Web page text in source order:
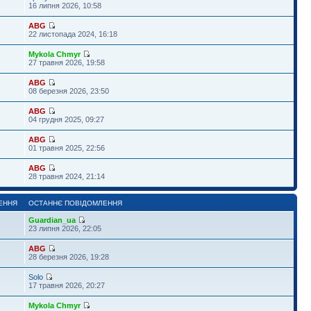
16 липня 2026, 10:58
ABG
22 листопада 2024, 16:18
Mykola Chmyr
27 травня 2026, 19:58
ABG
08 березня 2026, 23:50
ABG
04 грудня 2025, 09:27
ABG
01 травня 2025, 22:56
ABG
28 травня 2024, 21:14
ОСТАННЄ ПОВІДОМЛЕННЯ
Guardian_ua
23 липня 2026, 22:05
ABG
28 березня 2026, 19:28
Solo
17 травня 2026, 20:27
Mykola Chmyr